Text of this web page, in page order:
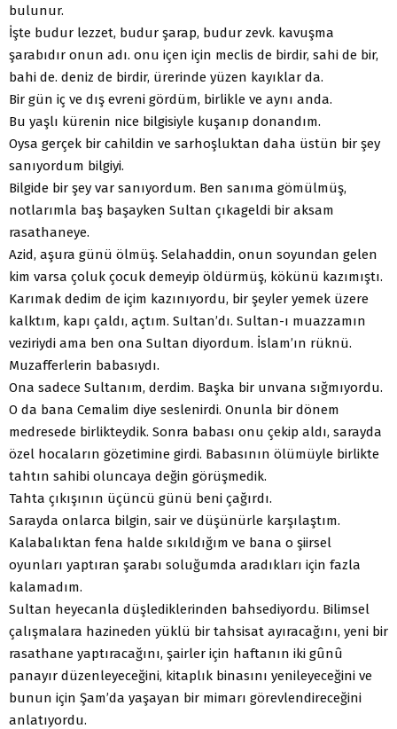
bulunur.
İşte budur lezzet, budur şarap, budur zevk. kavuşma
şarabıdır onun adı. onu içen için meclis de birdir, sahi de bir,
bahi de. deniz de birdir, ürerinde yüzen kayıklar da.
Bir gün iç ve dış evreni gördüm, birlikle ve aynı anda.
Bu yaşlı kürenin nice bilgisiyle kuşanıp donandım.
Oysa gerçek bir cahildin ve sarhoşluktan daha üstün bir şey
sanıyordum bilgiyi.
Bilgide bir şey var sanıyordum. Ben sanıma gömülmüş,
notlarımla baş başayken Sultan çıkageldi bir aksam
rasathaneye.
Azid, aşura günü ölmüş. Selahaddin, onun soyundan gelen
kim varsa çoluk çocuk demeyip öldürmüş, kökünü kazımıştı.
Karımak dedim de içim kazınıyordu, bir şeyler yemek üzere
kalktım, kapı çaldı, açtım. Sultan’dı. Sultan-ı muazzamın
veziriydi ama ben ona Sultan diyordum. İslam’ın rüknü.
Muzafferlerin babasıydı.
Ona sadece Sultanım, derdim. Başka bir unvana sığmıyordu.
O da bana Cemalim diye seslenirdi. Onunla bir dönem
medresede birlikteydik. Sonra babası onu çekip aldı, sarayda
özel hocaların gözetimine girdi. Babasının ölümüyle birlikte
tahtın sahibi oluncaya değin görüşmedik.
Tahta çıkışının üçüncü günü beni çağırdı.
Sarayda onlarca bilgin, sair ve düşünürle karşılaştım.
Kalabalıktan fena halde sıkıldığım ve bana o şiirsel
oyunları yaptıran şarabı soluğumda aradıkları için fazla
kalamadım.
Sultan heyecanla düşlediklerinden bahsediyordu. Bilimsel
çalışmalara hazineden yüklü bir tahsisat ayıracağını, yeni bir
rasathane yaptıracağını, şairler için haftanın iki gûnû
panayır düzenleyeceğini, kitaplık binasını yenileyeceğini ve
bunun için Şam’da yaşayan bir mimarı görevlendireceğini
anlatıyordu.